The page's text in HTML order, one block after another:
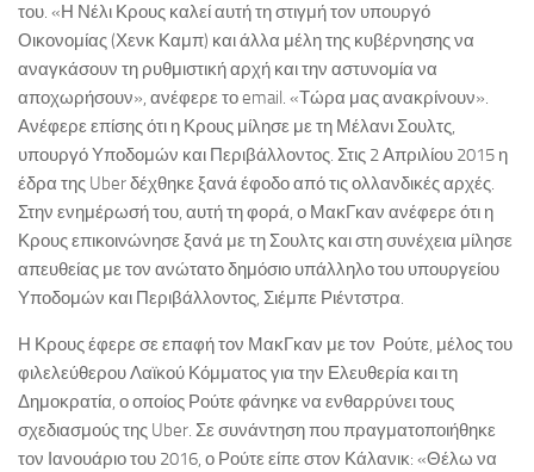
του. «Η Νέλι Κρους καλεί αυτή τη στιγμή τον υπουργό
Οικονομίας (Χενκ Καμπ) και άλλα μέλη της κυβέρνησης να
αναγκάσουν τη ρυθμιστική αρχή και την αστυνομία να
αποχωρήσουν», ανέφερε το email. «Τώρα μας ανακρίνουν».
Ανέφερε επίσης ότι η Κρους μίλησε με τη Μέλανι Σουλτς,
υπουργό Υποδομών και Περιβάλλοντος. Στις 2 Απριλίου 2015 η
έδρα της Uber δέχθηκε ξανά έφοδο από τις ολλανδικές αρχές.
Στην ενημέρωσή του, αυτή τη φορά, ο ΜακΓκαν ανέφερε ότι η
Κρους επικοινώνησε ξανά με τη Σουλτς και στη συνέχεια μίλησε
απευθείας με τον ανώτατο δημόσιο υπάλληλο του υπουργείου
Υποδομών και Περιβάλλοντος, Σιέμπε Ριέντστρα.
Η Κρους έφερε σε επαφή τον ΜακΓκαν με τον Ρούτε, μέλος του
φιλελεύθερου Λαϊκού Κόμματος για την Ελευθερία και τη
Δημοκρατία, ο οποίος Ρούτε φάνηκε να ενθαρρύνει τους
σχεδιασμούς της Uber. Σε συνάντηση που πραγματοποιήθηκε
τον Ιανουάριο του 2016, ο Ρούτε είπε στον Κάλανικ: «Θέλω να